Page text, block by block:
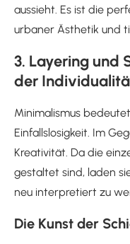
aussieht. Es ist die
urbaner Ästhetik und
3. Layering und
der
Minimalismus
Einfallslosigkeit. Im
Kreativität. Da die
gestaltet sind, laden
neu interpretiert zu
Die Kunst der